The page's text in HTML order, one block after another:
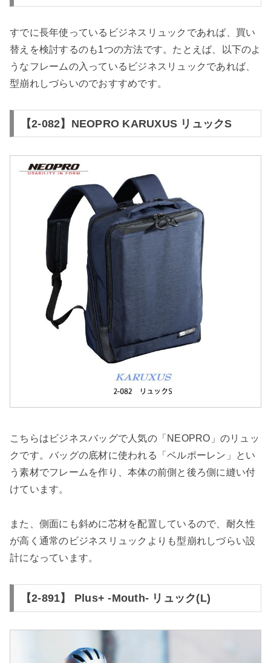
すでに長年使っているビジネスリュックであれば、買い
替えを検討するのも1つの方法です。たとえば、以下のよ
うなフレームの入っているビジネスリュックであれば、
型崩れしづらいのでおすすめです。
【2-082】NEOPRO KARUXUS リュックS
こちらはビジネスバッグで人気の「NEOPRO」のリュッ
クです。バッグの底材に使われる「ベルポーレン」とい
う素材でフレームを作り、本体の前側と後ろ側に縫い付
けています。
また、側面にも斜めに芯材を配置しているので、耐久性
が高く通常のビジネスリュックよりも型崩れしづらい設
計になっています。
【2-891】 Plus+ -Mouth- リュック(L)